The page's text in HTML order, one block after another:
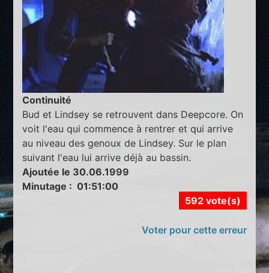
Continuité
Bud et Lindsey se retrouvent dans Deepcore. On
voit l'eau qui commence à rentrer et qui arrive
au niveau des genoux de Lindsey. Sur le plan
suivant l'eau lui arrive déjà au bassin.
Ajoutée le 30.06.1999
Minutage : 01:51:00
592 vote(s)
Voter pour cette erreur